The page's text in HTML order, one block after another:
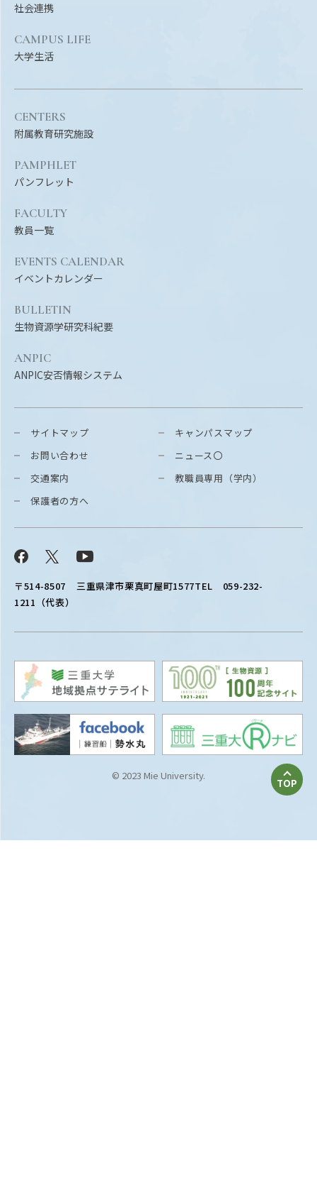
〒514-8507 三重県津市栗真町屋町1577TEL 059-232-
1211（代表）
サイトマップ
お問い合わせ
交通案内
保護者の方へ
Facebook
キャンパスマップ
ニュース〇
教職員専用（学内）
社会連携
CAMPUS LIFE
大学生活
CENTERS
附属教育研究施設
PAMPHLET
パンフレット
FACULTY
教員一覧
EVENTS CALENDAR
イベントカレンダー
BULLETIN
生物資源学研究科紀要
ANPIC
ANPIC安否情報システム
© 2023 Mie University.
TOP